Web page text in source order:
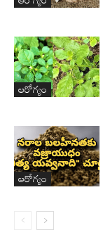
ఆరోగ్యం
ఆరోగ్యం